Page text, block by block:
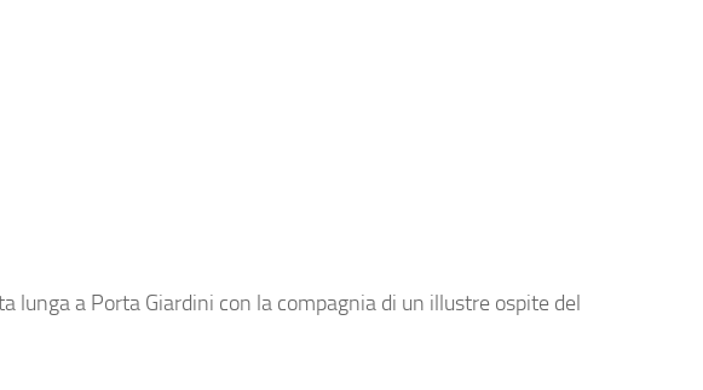
lunga a Porta Giardini con la compagnia di un illustre ospite del